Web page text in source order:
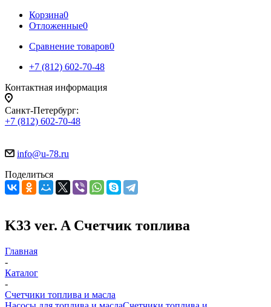
Корзина0
Отложенные0
Сравнение товаров0
+7 (812) 602-70-48
Контактная информация
Санкт-Петербург:
+7 (812) 602-70-48
info@u-78.ru
Поделиться
K33 ver. A Счетчик топлива
Главная
-
Каталог
-
Счетчики топлива и масла